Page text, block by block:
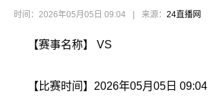
时间：2026年05月05日 09:04 来源： 24直播网
【赛事名称】 VS
【比赛时间】2026年05月05日 09:04